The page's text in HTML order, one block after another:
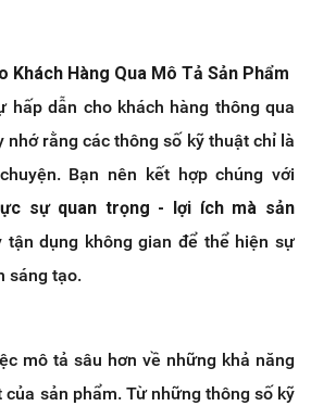
Khách Hàng Qua Mô Tả Sản Phẩm
hấp dẫn cho khách hàng thông qua
nhớ rằng các thông số kỹ thuật chỉ là
Bạn nên kết hợp chúng với
sự quan trọng - lợi ích mà sản
tận dụng không gian để thể hiện sự
sáng tạo.
mô tả sâu hơn về những khả năng
sản phẩm. Từ những thông số kỹ